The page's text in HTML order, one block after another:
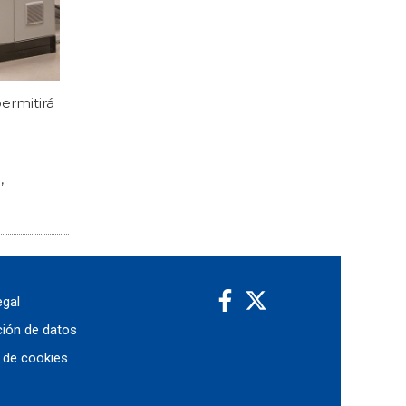
de datos
cookies